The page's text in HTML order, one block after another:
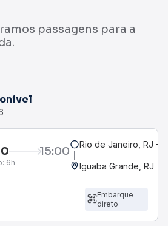
passagens para a
15:00
6h
Rio de Janeiro, RJ -
Iguaba Grande, RJ
Embarque
direto